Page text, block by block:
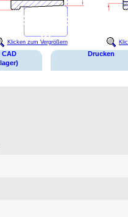
Klicken zum Vergrößern
Drucken